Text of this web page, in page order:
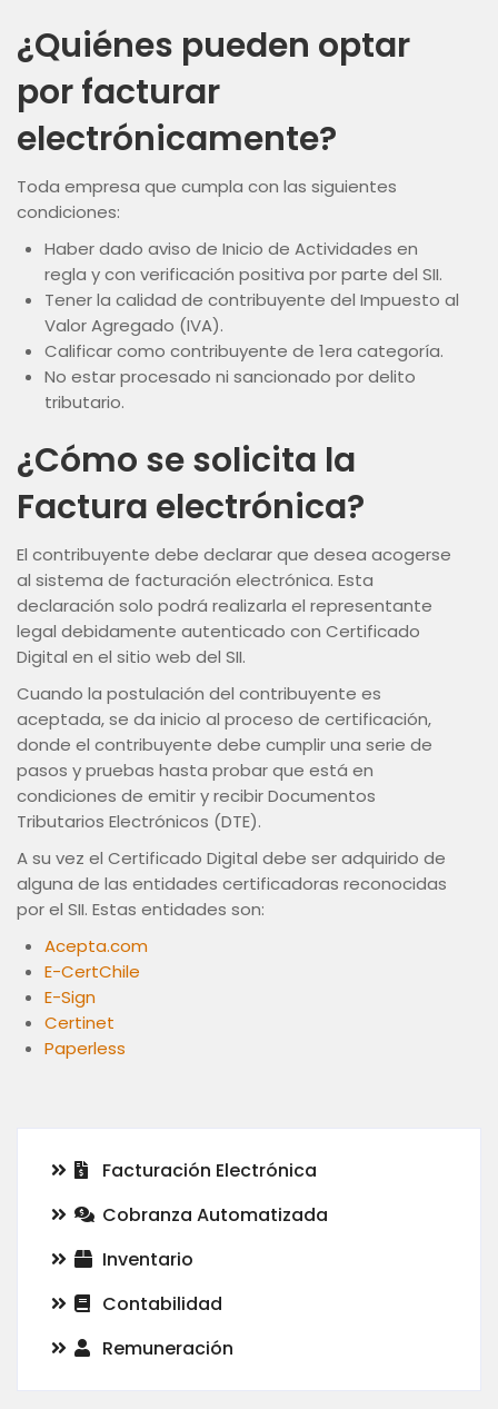
¿Quiénes pueden optar
por facturar
electrónicamente?
Toda empresa que cumpla con las siguientes
condiciones:
Haber dado aviso de Inicio de Actividades en
regla y con verificación positiva por parte del SII.
Tener la calidad de contribuyente del Impuesto al
Valor Agregado (IVA).
Calificar como contribuyente de 1era categoría.
No estar procesado ni sancionado por delito
tributario.
¿Cómo se solicita la
Factura electrónica?
El contribuyente debe declarar que desea acogerse
al sistema de facturación electrónica. Esta
declaración solo podrá realizarla el representante
legal debidamente autenticado con Certificado
Digital en el sitio web del SII.
Cuando la postulación del contribuyente es
aceptada, se da inicio al proceso de certificación,
donde el contribuyente debe cumplir una serie de
pasos y pruebas hasta probar que está en
condiciones de emitir y recibir Documentos
Tributarios Electrónicos (DTE).
A su vez el Certificado Digital debe ser adquirido de
alguna de las entidades certificadoras reconocidas
por el SII. Estas entidades son:
Acepta.com
E-CertChile
E-Sign
Certinet
Paperless
Facturación Electrónica
Cobranza Automatizada
Inventario
Contabilidad
Remuneración